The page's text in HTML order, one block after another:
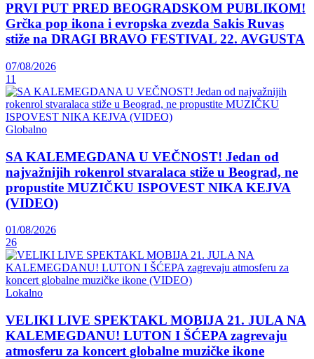
PRVI PUT PRED BEOGRADSKOM PUBLIKOM!
Grčka pop ikona i evropska zvezda Sakis Ruvas
stiže na DRAGI BRAVO FESTIVAL 22. AVGUSTA
07/08/2026
11
Globalno
SA KALEMEGDANA U VEČNOST! Jedan od
najvažnijih rokenrol stvaralaca stiže u Beograd, ne
propustite MUZIČKU ISPOVEST NIKA KEJVA
(VIDEO)
01/08/2026
26
Lokalno
VELIKI LIVE SPEKTAKL MOBIJA 21. JULA NA
KALEMEGDANU! LUTON I ŠĆEPA zagrevaju
atmosferu za koncert globalne muzičke ikone